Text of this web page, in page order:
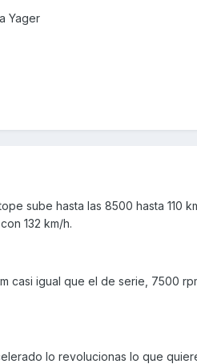
Yager
sube hasta las 8500 hasta 110
132 km/h.
casi igual que el de serie, 7500
lo revolucionas lo que